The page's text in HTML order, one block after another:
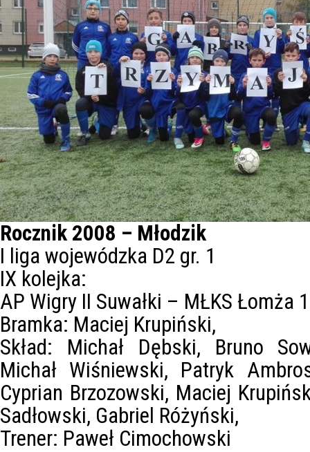
Rocznik 2008 – Młodzik
I liga wojewódzka D2 gr. 1
IX kolejka:
AP Wigry II Suwałki – MŁKS Łomża
Bramka: Maciej Krupiński,
Skład: Michał Dębski, Bruno
Michał Wiśniewski, Patryk
Cyprian Brzozowski, Maciej
Sadłowski, Gabriel Różyński,
Trener: Paweł Cimochowski